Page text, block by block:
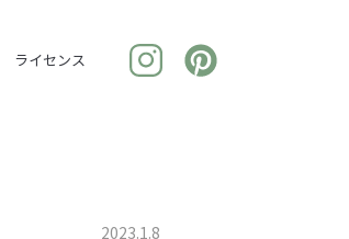
ライセンス
2023.1.8